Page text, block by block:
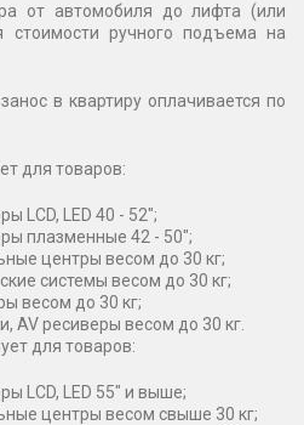
от автомобиля до лифта (или
стоимости ручного подъема на
в квартиру оплачивается по
для товаров:
LCD, LED 40 - 52";
плазменные 42 - 50";
центры весом до 30 кг;
системы весом до 30 кг;
весом до 30 кг;
AV ресиверы весом до 30 кг.
для товаров:
LCD, LED 55" и выше;
центры весом свыше 30 кг;